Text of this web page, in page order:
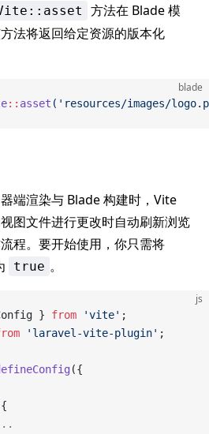
方法在 Blade 模
法将返回给定资源的版本化
blade
:: asset ('resources/images/
端渲染与 Blade 构建时，Vite
图文件进行更改时自动刷新浏览
程。要开始使用，你只需将
true 。
js
} from 'vite' ;
'laravel-vite-plugin' ;
({